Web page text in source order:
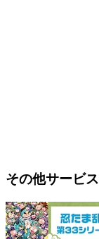
その他サービス